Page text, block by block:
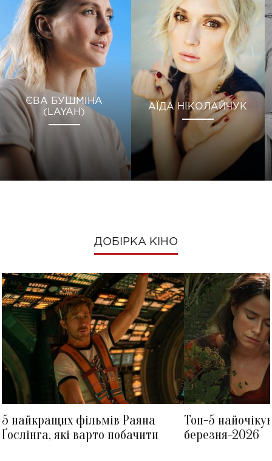
ЄВА БУШМІНА
(LAYAH)
АЇДА НІКОЛАЙЧУК
ДОБІРКА КІНО
5 найкращих фільмів Раяна
Ґослінга, які варто побачити
Топ-5
березня-2026